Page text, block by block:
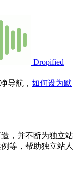
Dropified
导航， 如何设为默
，并不断为独立站
等，帮助独立站人